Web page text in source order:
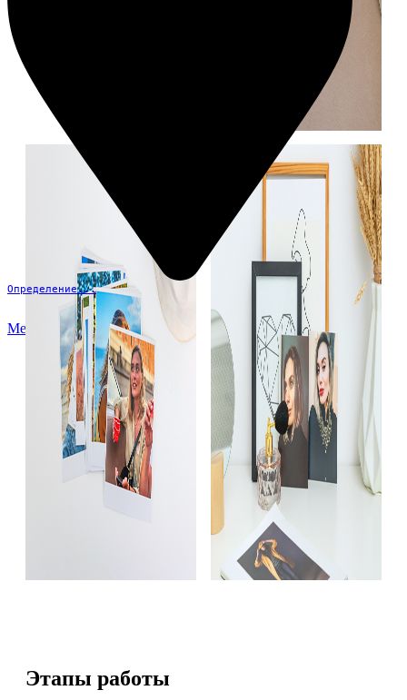
Определение...
Меню
Этапы работы